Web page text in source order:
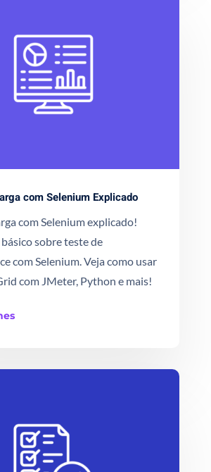
com Selenium Explicado
com Selenium explicado!
sobre teste de
com Selenium. Veja como usar
com JMeter, Python e mais!